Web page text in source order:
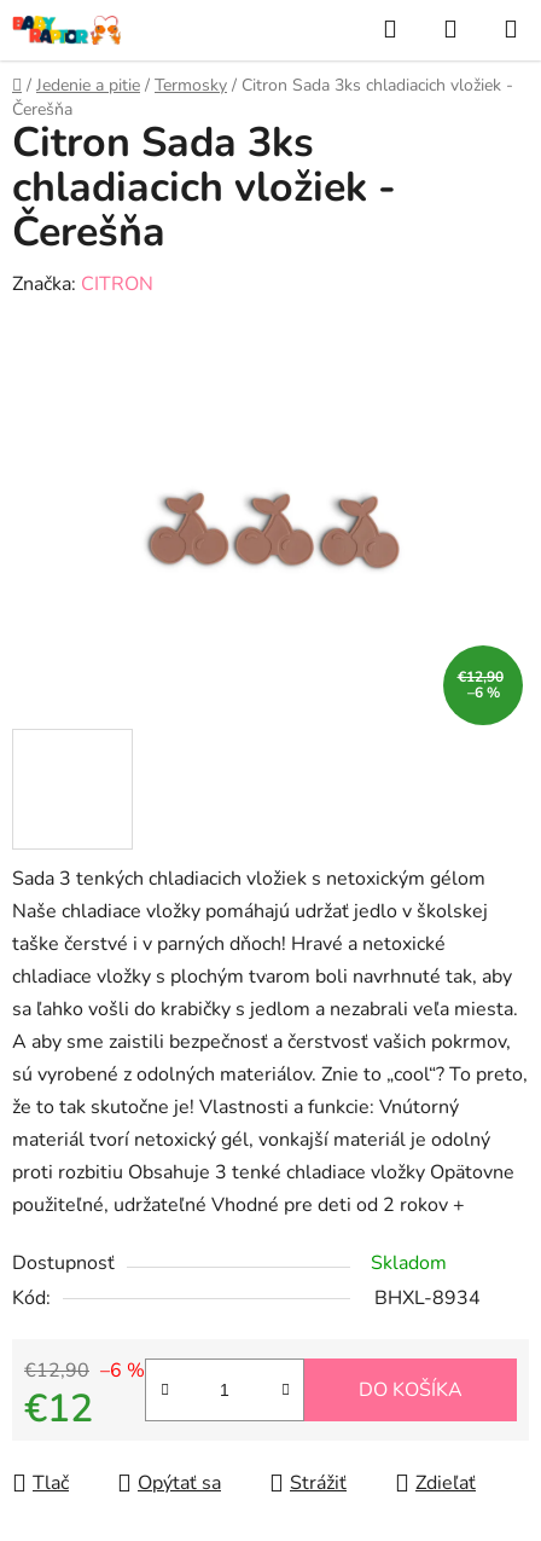
Prejsť
na
obsah
Hľadať
KOŠÍK
Domov
/ Jedenie a pitie / Termosky / Citron Sada 3ks chladiacich vložiek -
Čerešňa
Sada 3 tenkých chladiacich vložiek s netoxickým gélom
Naše chladiace vložky pomáhajú udržať jedlo v školskej
taške čerstvé i v parných dňoch! Hravé a netoxické
chladiace vložky s plochým tvarom boli navrhnuté tak, aby
sa ľahko vošli do krabičky s jedlom a nezabrali veľa miesta.
A aby sme zaistili bezpečnosť a čerstvosť vašich pokrmov,
sú vyrobené z odolných materiálov. Znie to „cool“? To preto,
že to tak skutočne je! Vlastnosti a funkcie: Vnútorný
materiál tvorí netoxický gél, vonkajší materiál je odolný
proti rozbitiu Obsahuje 3 tenké chladiace vložky Opätovne
použiteľné, udržateľné Vhodné pre deti od 2 rokov +
Dostupnosť
Skladom
Kód:
BHXL-8934
€12,90 –6 %
€12 DO KOŠÍKA
Tlač Opýtať sa Strážiť Zdieľať
Citron Sada 3ks
chladiacich vložiek -
Čerešňa
Značka: CITRON
€12,90
–6 %